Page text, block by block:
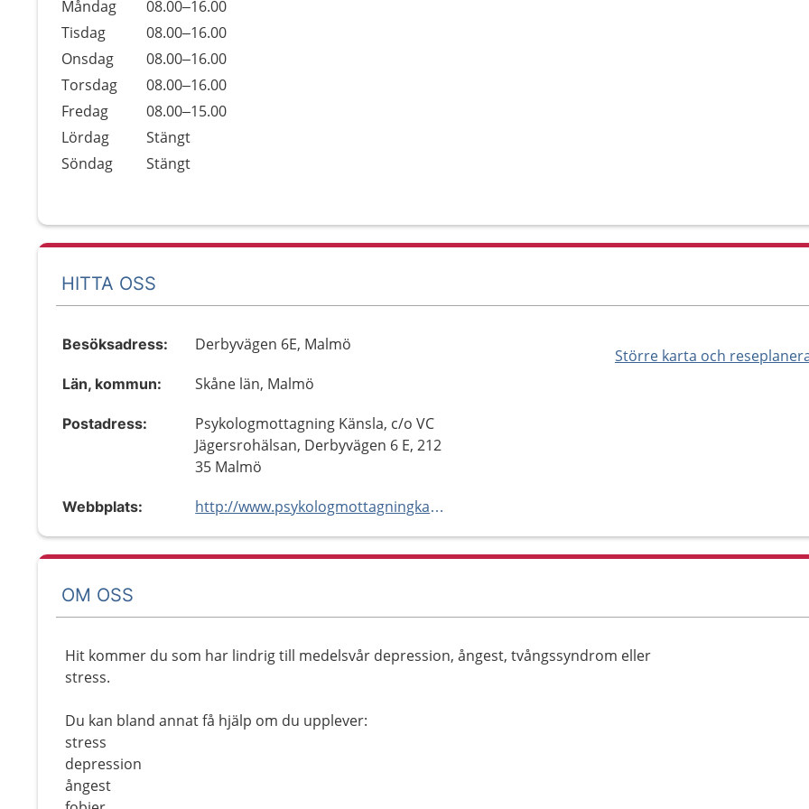
Dag
Öppettider
Kommentarer
Måndag
08.00–16.00
Tisdag
08.00–16.00
Onsdag
08.00–16.00
Torsdag
08.00–16.00
Fredag
08.00–15.00
Lördag
Stängt
Söndag
Stängt
HITTA OSS
Större karta och
Besöksadress: Derbyvägen 6E, Malmö
Län, kommun: Skåne län, Malmö
Postadress:
Psykologmottagning Känsla, c/o VC
Jägersrohälsan, Derbyvägen 6 E, 212
35 Malmö
Webbplats: http://www.psykologmottagningkansla.se
OM OSS
Hit kommer du som har lindrig till medelsvår depression, ångest, tvångssyndrom eller
stress.
Du kan bland annat få hjälp om du upplever:
stress
depression
ångest